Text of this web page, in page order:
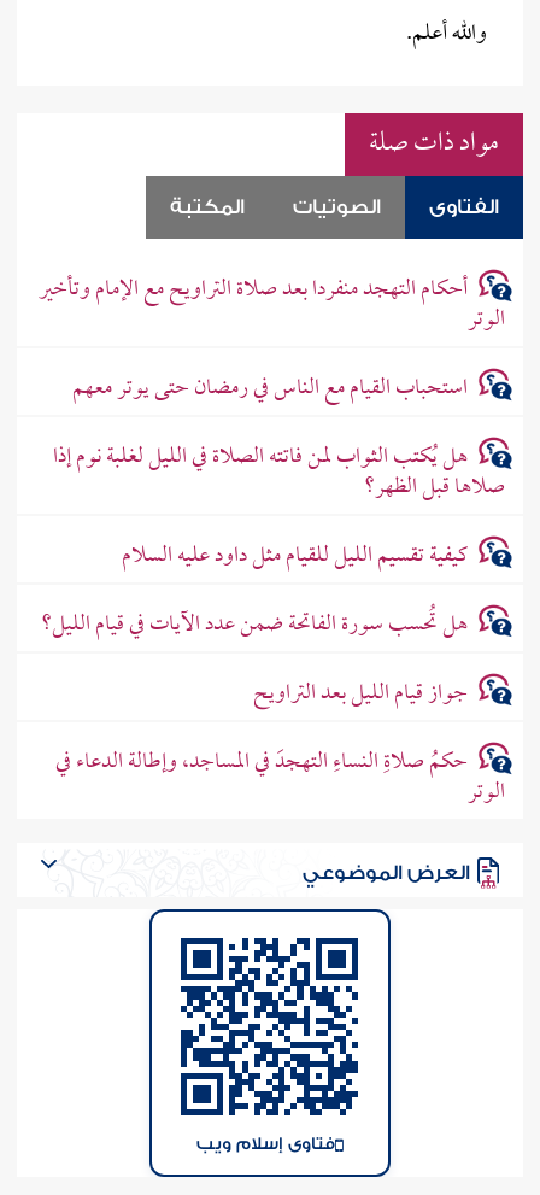
والله أعلم.
مواد ذات صلة
الفتاوى الصوتيات المكتبة
أحكام التهجد منفردا بعد صلاة التراويح مع الإمام وتأخير
الوتر
استحباب القيام مع الناس في رمضان حتى يوتر معهم
هل يُكتب الثواب لمن فاتته الصلاة في الليل لغلبة نوم إذا
صلاها قبل الظهر؟
كيفية تقسيم الليل للقيام مثل داود عليه السلام
هل تُحسب سورة الفاتحة ضمن عدد الآيات في قيام الليل؟
جواز قيام الليل بعد التراويح
حكمُ صلاةِ النساءِ التهجدَ في المساجد، وإطالة الدعاء في
الوتر
العرض الموضوعي
فتاوى إسلام ويب